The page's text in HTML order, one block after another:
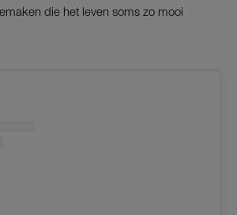
die het leven soms zo mooi